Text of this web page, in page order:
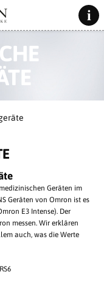
Geräten im
Geräten von Omron ist es
E3 Intense). Der
messen. Wir erklären
auch, was die Werte